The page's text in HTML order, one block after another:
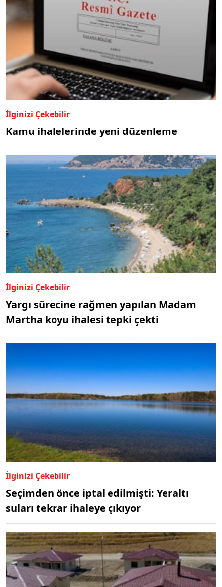
İlginizi Çekebilir
Kamu ihalelerinde yeni düzenleme
İlginizi Çekebilir
Yargı sürecine rağmen yapılan Madam
Martha koyu ihalesi tepki çekti
İlginizi Çekebilir
Seçimden önce iptal edilmişti: Yeraltı
suları tekrar ihaleye çıkıyor